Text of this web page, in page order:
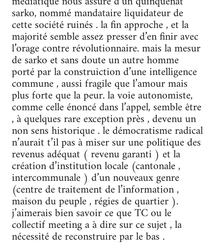
sarko, nommé mandataire liquidateur de
cette société ruinés . la fin approche , et la
majorité semble assez presser d’en finir avec
l’orage contre révolutionnaire. mais la mesur
de sarko et sans doute un autre homme
porté par la construiction d’une intelligence
commune , aussi fragile que l’amour mais
plus forte que la peur. la voie autonomiste,
comme celle énoncé dans l’appel, semble être
, à quelques rare exception près , devenu un
non sens historique . le démocratisme radical
n’aurait t’il pas à miser sur une politique des
revenus adéquat ( revenu garanti ) et la
création d’institution locale (cantonale ,
intercommunale ) d’un nouveaux genre
(centre de traitement de l’information ,
maison du peuple , régies de quartier ).
j’aimerais bien savoir ce que TC ou le
collectif meeting a à dire sur ce sujet , la
nécessité de reconstruire par le bas .